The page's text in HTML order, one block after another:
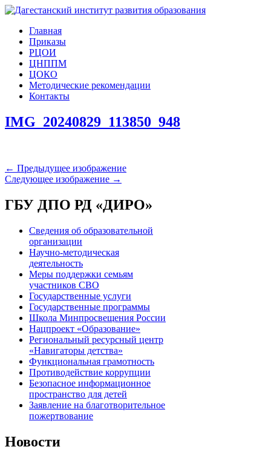
Главная
Приказы
РЦОИ
ЦНППМ
ЦОКО
Методические рекомендации
Контакты
IMG_20240829_113850_948
← Предыдущее изображение
Следующее изображение →
ГБУ ДПО РД «ДИРО»
Сведения об образовательной
организации
Научно-методическая
деятельность
Меры поддержки семьям
участников СВО
Государственные услуги
Государственные программы
Школа Минпросвещения России
Нацпроект «Образование»
Региональный ресурсный центр
«Навигаторы детства»
Функциональная грамотность
Противодействие коррупции
Безопасное информационное
пространство для детей
Заявление на благотворительное
пожертвование
Новости